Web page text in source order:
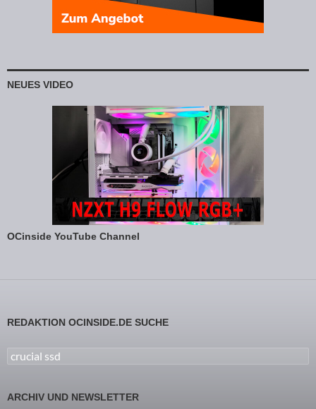
NEUES VIDEO
OCinside YouTube Channel
REDAKTION OCINSIDE.DE SUCHE
Suchen nach:
ARCHIV UND NEWSLETTER